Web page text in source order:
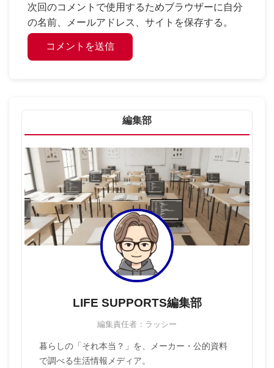
次回のコメントで使用するためブラウザーに自分
の名前、メールアドレス、サイトを保存する。
編集部
LIFE SUPPORTS編集部
編集責任者：ラッシー
暮らしの「それ本当？」を、メーカー・公的資料
で調べる生活情報メディア。